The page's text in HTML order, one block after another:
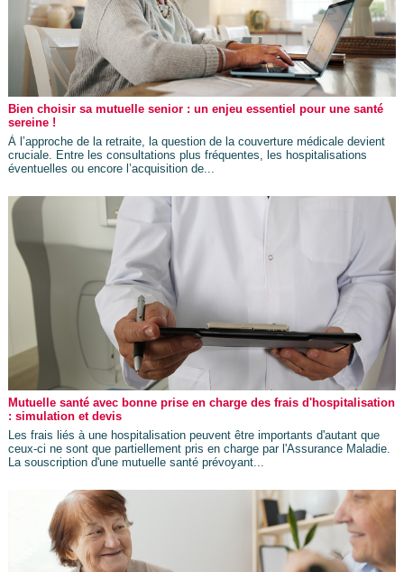
Bien choisir sa mutuelle senior : un enjeu essentiel pour une santé
sereine !
À l’approche de la retraite, la question de la couverture médicale devient
cruciale. Entre les consultations plus fréquentes, les hospitalisations
éventuelles ou encore l’acquisition de...
Mutuelle santé avec bonne prise en charge des frais d'hospitalisation
: simulation et devis
Les frais liés à une hospitalisation peuvent être importants d'autant que
ceux-ci ne sont que partiellement pris en charge par l'Assurance Maladie.
La souscription d'une mutuelle santé prévoyant...